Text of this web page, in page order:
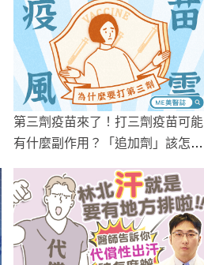
第三劑疫苗來了！打三劑疫苗可能
有什麼副作用？「追加劑」該怎麼